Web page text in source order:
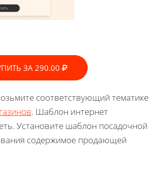
ЗА 290.00
соответствующий тематике
. Шаблон интернет
Установите шаблон посадочной
содержимое продающей